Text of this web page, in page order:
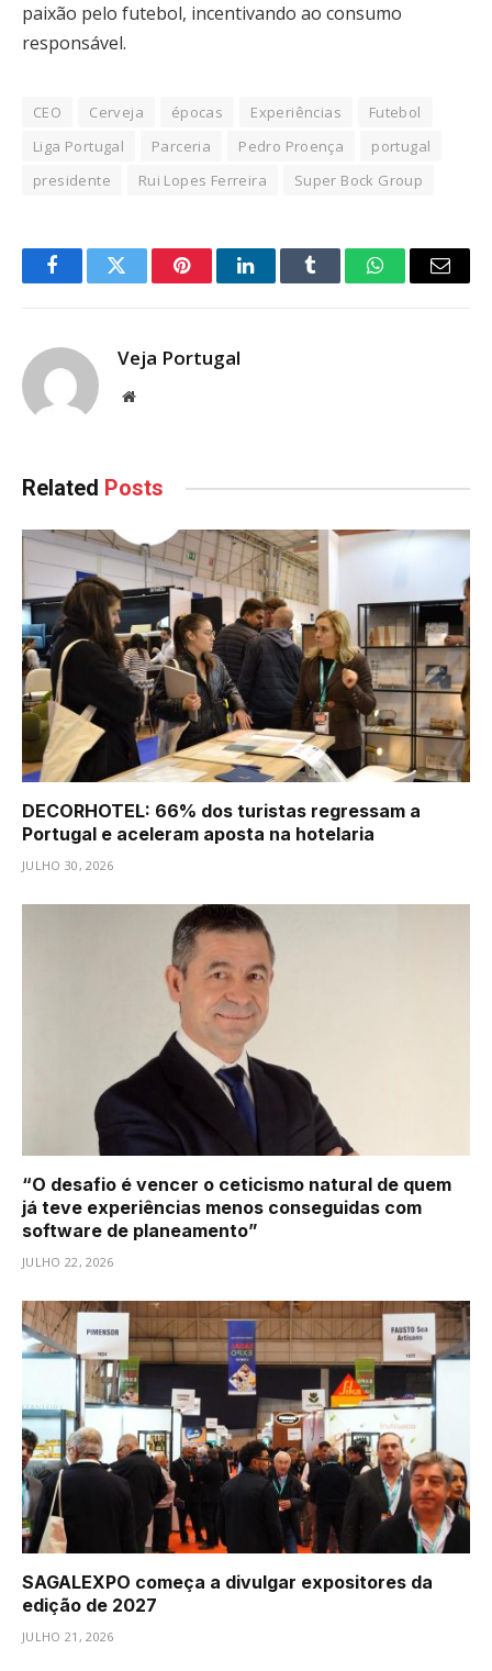
paixão pelo futebol, incentivando ao consumo
responsável.
CEO Cerveja épocas Experiências
Futebol
Liga Portugal
Parceria Pedro Proença
portugal
presidente
Rui Lopes Ferreira Super Bock Group
FacebookTwitter PinterestLinkedInTumblr WhatsAppEmail
Veja Portugal
Website
Related Posts
DECORHOTEL: 66% dos turistas regressam a
Portugal e aceleram aposta na hotelaria
JULHO 30, 2026
“O desafio é vencer o ceticismo natural de quem
já teve experiências menos conseguidas com
software de planeamento”
JULHO 22, 2026
SAGALEXPO começa a divulgar expositores da
edição de 2027
JULHO 21, 2026